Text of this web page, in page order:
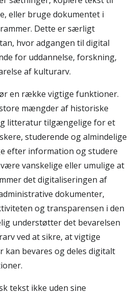
eller bruge dokumentet i
Dette er særligt
hvor adgangen til digital
for uddannelse, forskning,
af kulturarv.
en række vigtige funktioner.
mængder af historiske
litteratur tilgængelige for et
studerende og almindelige
efter information og studere
vanskelige eller umulige at
det digitaliseringen af
dokumenter,
og transparensen i den
understøtter det bevarelsen
ved at sikre, at vigtige
kan bevares og deles digitalt
tekst ikke uden sine